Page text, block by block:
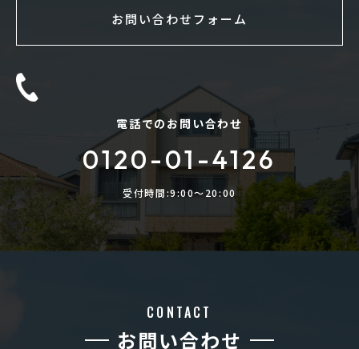
お問い合わせフォーム
電話でのお問い合わせ
0120-01-4126
受付時間:9:00〜20:00
CONTACT
お問い合わせ